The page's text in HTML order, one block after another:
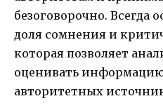
безоговорочно. Всегда
доля сомнения и
которая позволяет
оценивать
авторитетных